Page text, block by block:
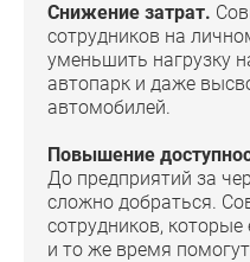
Снижение затрат.
сотрудников на
уменьшить нагрузку
автопарк и даже
автомобилей.
Повышение
До предприятий за
сложно добраться.
сотрудников, которые
и то же время